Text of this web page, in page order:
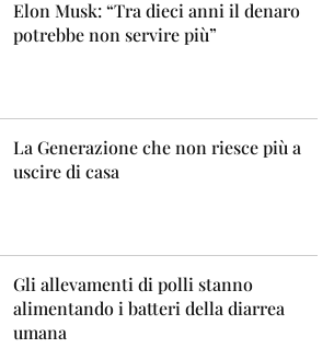
Elon Musk: “Tra dieci anni il denaro
potrebbe non servire più”
La Generazione che non riesce più a
uscire di casa
Gli allevamenti di polli stanno
alimentando i batteri della diarrea
umana